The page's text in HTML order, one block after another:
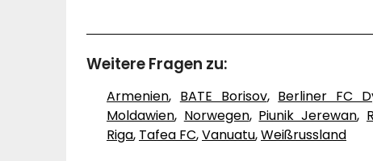
Weitere Fragen zu:
Armenien, BATE Borisov, Berliner FC
Moldawien, Norwegen, Piunik Jerewan,
Riga, Tafea FC,Vanuatu,Weißrussland